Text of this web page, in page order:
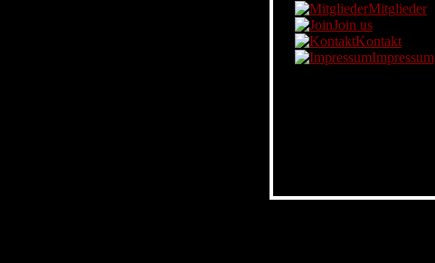
Mitglieder
Join us
Kontakt
Impressum